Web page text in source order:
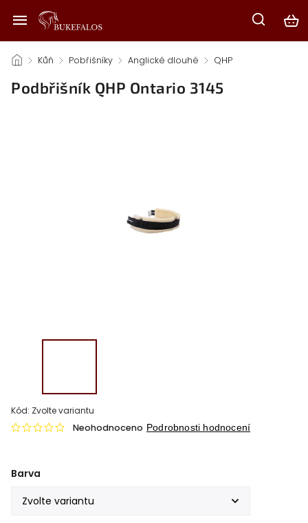
/ Kůň / Pobřišníky / Anglické dlouhé / QHP
Podbřišník QHP Ontario 3145
Kód: Zvolte variantu
Neohodnoceno Podrobnosti hodnocení
Barva